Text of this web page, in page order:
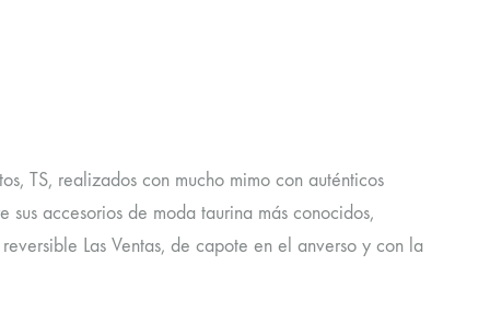
TS, realizados con mucho mimo con auténticos
accesorios de moda taurina más conocidos,
Las Ventas, de capote en el anverso y con la